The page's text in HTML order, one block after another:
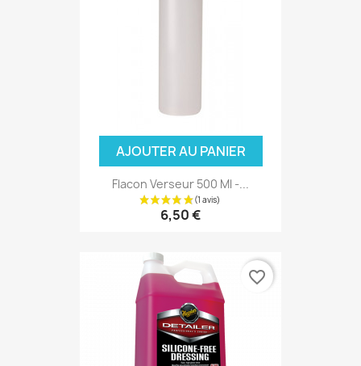
AJOUTER AU PANIER
Flacon Verseur 500 Ml -...
6,50 €
favorite_border